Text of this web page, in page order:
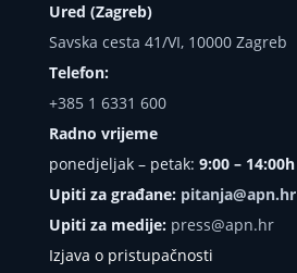
Ured (Zagreb)
Savska cesta 41/VI, 10000 Zagreb
Telefon:
+385 1 6331 600
Radno vrijeme
ponedjeljak – petak: 9:00 – 14:00h
Upiti za građane: pitanja@apn.hr
Upiti za medije: press@apn.hr
Izjava o pristupačnosti